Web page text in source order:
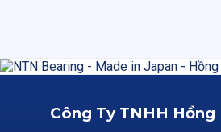
Công Ty TNHH